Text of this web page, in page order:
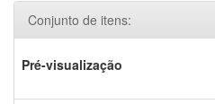
Conjunto de itens:
Pré-visualização